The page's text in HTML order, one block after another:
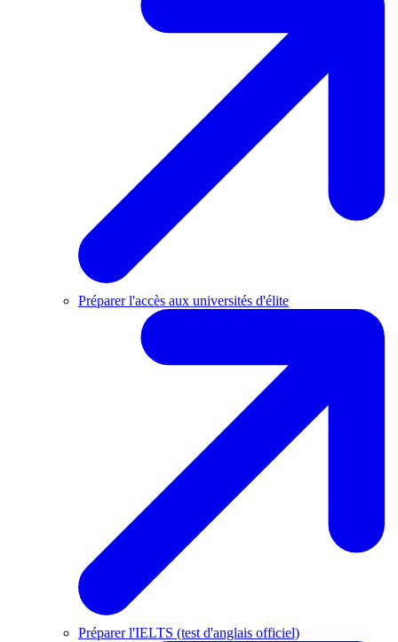
Préparer l'accès aux universités d'élite
Préparer l'IELTS (test d'anglais officiel)